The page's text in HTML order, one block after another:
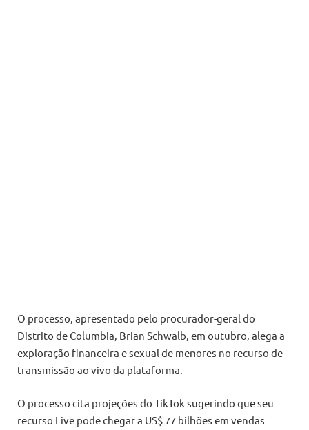
O processo, apresentado pelo procurador-geral do
Distrito de Columbia, Brian Schwalb, em outubro, alega a
exploração financeira e sexual de menores no recurso de
transmissão ao vivo da plataforma.
O processo cita projeções do TikTok sugerindo que seu
recurso Live pode chegar a US$ 77 bilhões em vendas